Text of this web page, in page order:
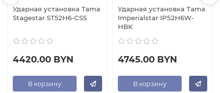
Ударная установка Tama
Stagestar ST52H6-CSS
4420.00 BYN
В корзину
Ударная установка Tama
Imperialstar IP52H6W-
HBK
4745.00 BYN
В корзину